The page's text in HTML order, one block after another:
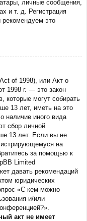
личные сообщения,
и т. д. Регистрация
рекомендуем это
of 1998), или Акт о
1998 г. — это закон
которые могут собирать
13 лет, иметь на это
наличие иного вида
сбор личной
13 лет. Если вы не
на
за помощью к
Limited
давать рекомендаций
юридических
«С кем можно
и/или
акт не имеет